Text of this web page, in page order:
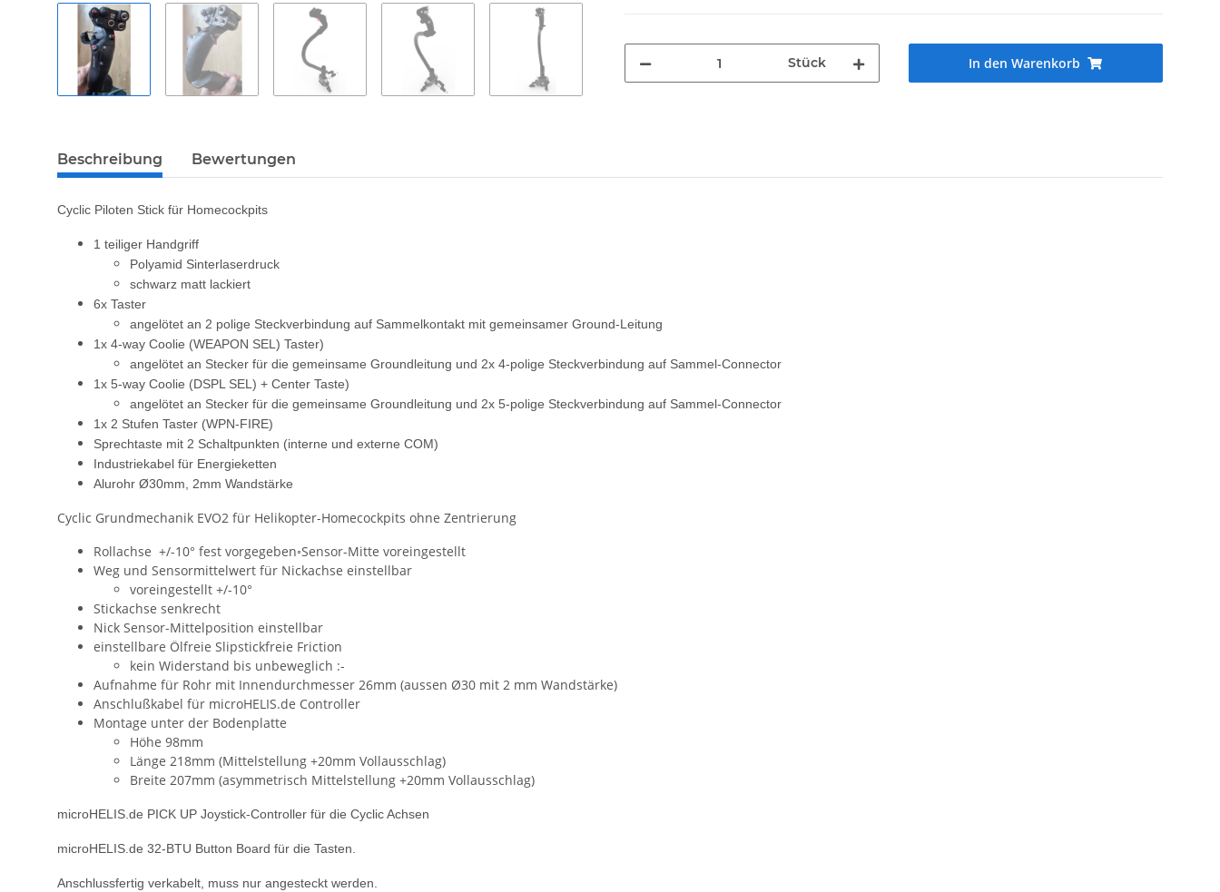
Stück In den Warenkorb
Beschreibung Bewertungen
Cyclic Piloten Stick für Homecockpits
1 teiliger Handgriff
Polyamid Sinterlaserdruck
schwarz matt lackiert
6x Taster
angelötet an 2 polige Steckverbindung auf Sammelkontakt mit gemeinsamer Ground-Leitung
1x 4-way Coolie (WEAPON SEL) Taster)
angelötet an Stecker für die gemeinsame Groundleitung und 2x 4-polige Steckverbindung auf Sammel-Connector
1x 5-way Coolie (DSPL SEL) + Center Taste)
angelötet an Stecker für die gemeinsame Groundleitung und 2x 5-polige Steckverbindung auf Sammel-Connector
1x 2 Stufen Taster (WPN-FIRE)
Sprechtaste mit 2 Schaltpunkten (interne und externe COM)
Industriekabel für Energieketten
Alurohr Ø30mm, 2mm Wandstärke
Cyclic Grundmechanik EVO2 für Helikopter-Homecockpits ohne Zentrierung
Rollachse +/-10° fest vorgegeben◦Sensor-Mitte voreingestellt
Weg und Sensormittelwert für Nickachse einstellbar
voreingestellt +/-10°
Stickachse senkrecht
Nick Sensor-Mittelposition einstellbar
einstellbare Ölfreie Slipstickfreie Friction
kein Widerstand bis unbeweglich :-
Aufnahme für Rohr mit Innendurchmesser 26mm (aussen Ø30 mit 2 mm Wandstärke)
Anschlußkabel für microHELIS.de Controller
Montage unter der Bodenplatte
Höhe 98mm
Länge 218mm (Mittelstellung +20mm Vollausschlag)
Breite 207mm (asymmetrisch Mittelstellung +20mm Vollausschlag)
microHELIS.de PICK UP Joystick-Controller für die Cyclic Achsen
microHELIS.de 32-BTU Button Board für die Tasten.
Anschlussfertig verkabelt, muss nur angesteckt werden.